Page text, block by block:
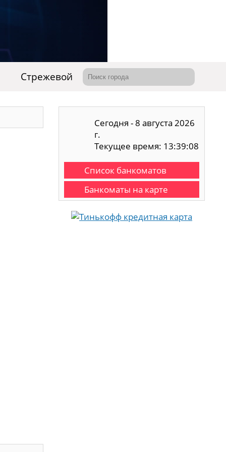
Стрежевой
Сегодня - 8 августа 2026
г.
Текущее время: 13:39:08
Список банкоматов
Банкоматы на карте